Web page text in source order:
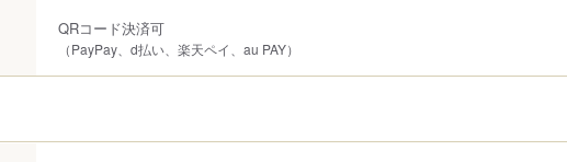
QRコード決済可
（PayPay、d払い、楽天ペイ、au PAY）